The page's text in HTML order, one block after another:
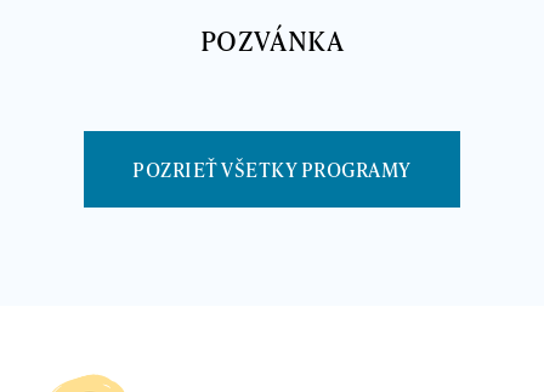
POZVÁNKA
POZRIEŤ VŠETKY PROGRAMY